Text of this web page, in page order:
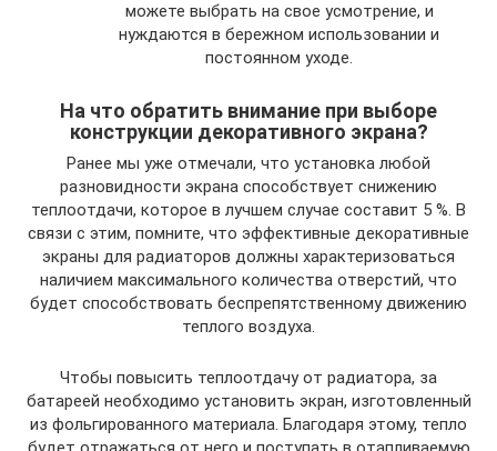
можете выбрать на свое усмотрение, и
нуждаются в бережном использовании и
постоянном уходе.
На что обратить внимание при выборе
конструкции декоративного экрана?
Ранее мы уже отмечали, что установка любой
разновидности экрана способствует снижению
теплоотдачи, которое в лучшем случае составит 5 %. В
связи с этим, помните, что эффективные декоративные
экраны для радиаторов должны характеризоваться
наличием максимального количества отверстий, что
будет способствовать беспрепятственному движению
теплого воздуха.
Чтобы повысить теплоотдачу от радиатора, за
батареей необходимо установить экран, изготовленный
из фольгированного материала. Благодаря этому, тепло